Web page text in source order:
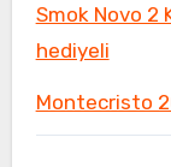
Smok Novo 2
hediyeli
Montecristo